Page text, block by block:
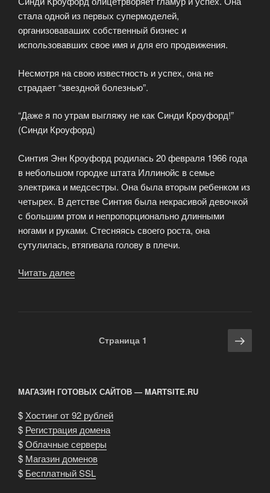
подиуме»
стала одной из первых супермоделей,
организоваваших собственный бизнес и
использовавших свое имя и для его продвижения.
Несмотря на свою известность и успех, она не
страдает “звездной болезнью”.
“Даже я по утрам выгляжу не как Синди Кроуфорд!”
(Синди Кроуфорд)
Синтия Энн Кроуфорд родилась 20 февраля 1966 года
в небольшом городке штата Иллинойс в семье
электрика и медсестры. Она была вторым ребенком из
четырех. В детстве Синтия была некрасивой девочкой
с большим ртом и непропорционально длинными
ногами и руками. Стесняясь своего роста, она
сутулилась, втягивала голову в плечи.
Читать далее
успех»Страница 1
МАГАЗИН ГОТОВЫХ САЙТОВ — MARTSITE.RU
$ Хостинг от 92 рублей
$ Регистрация домена
$Облачные серверы
$ Магазин доменов
$ Бесплатный SSL